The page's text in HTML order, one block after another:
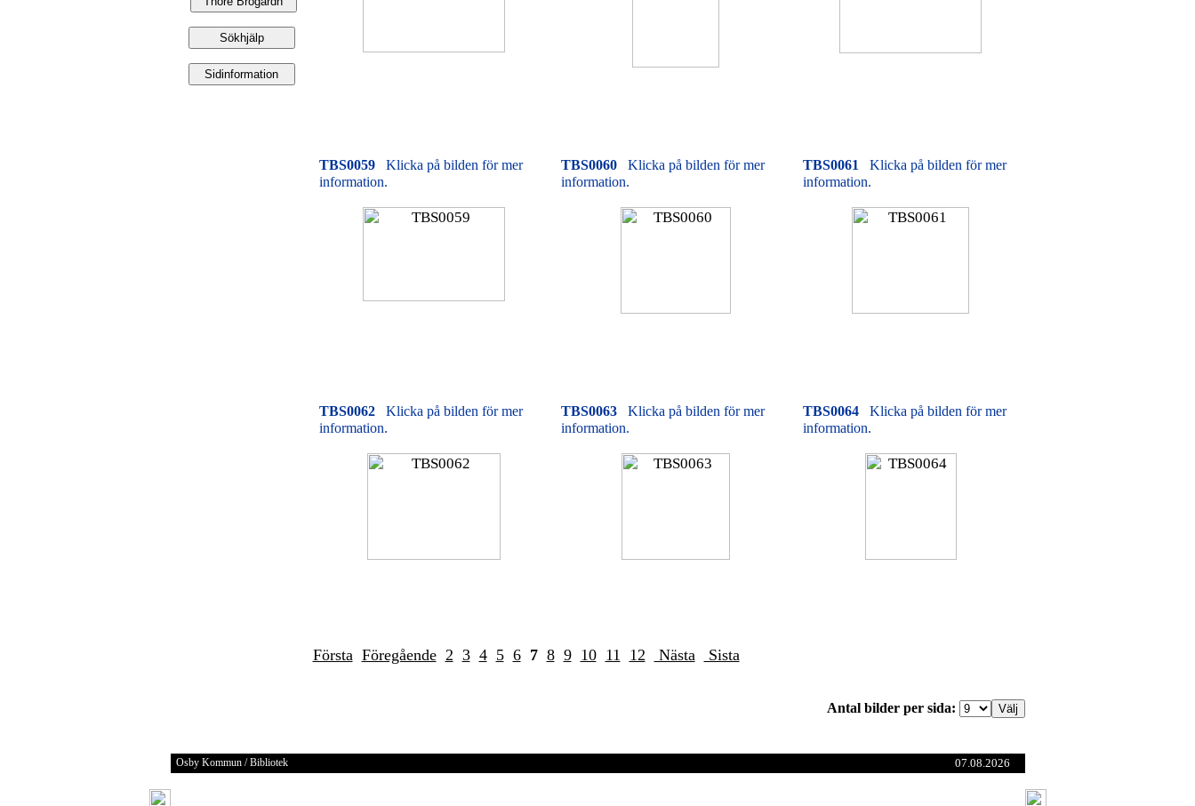
TBS0059
Klicka på bilden för mer
information.
TBS0060
Klicka på bilden för mer
information.
TBS0061
Klicka på bilden för mer
information.
TBS0062
Klicka på bilden för mer
information.
TBS0063
Klicka på bilden för mer
information.
TBS0064
Klicka på bilden för mer
information.
Första Föregående 2 3 4 5 6 7 8 9 10 11 12 Nästa Sista
Antal bilder per sida:
Osby Kommun / Bibliotek 07.08.2026